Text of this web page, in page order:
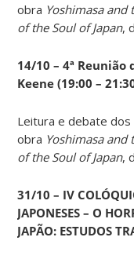
obra Yoshimasa and
of the Soul of Japan,
14/10 – 4ª Reunião
Keene (19:00 –
Leitura e debate dos
obra Yoshimasa and
of the Soul of Japan,
31/10 – IV
JAPONESES – O
JAPÃO: ESTUDOS